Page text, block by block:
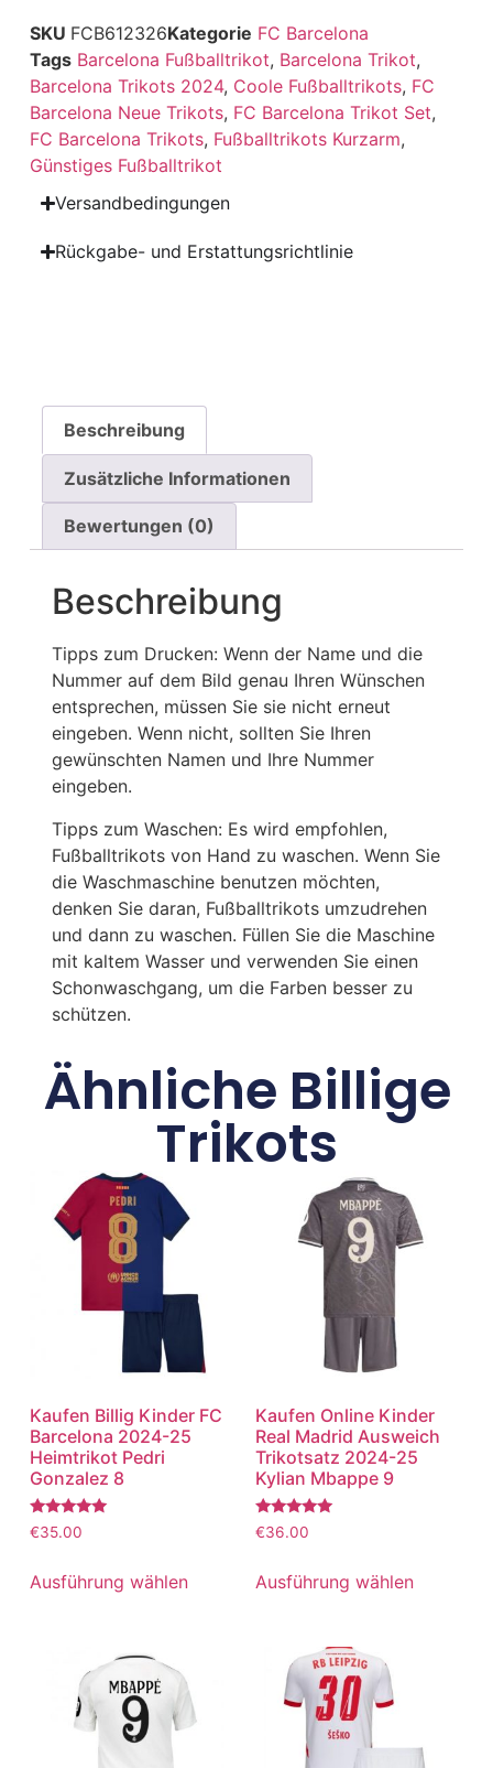
SKU FCB612326Kategorie FC Barcelona
Tags Barcelona Fußballtrikot, Barcelona Trikot,
Barcelona Trikots 2024, Coole Fußballtrikots, FC
Barcelona Neue Trikots, FC Barcelona Trikot Set,
FC Barcelona Trikots, Fußballtrikots Kurzarm,
Günstiges Fußballtrikot
Versandbedingungen
Rückgabe- und Erstattungsrichtlinie
Beschreibung
Zusätzliche Informationen
Bewertungen (0)
Beschreibung
Tipps zum Drucken: Wenn der Name und die
Nummer auf dem Bild genau Ihren Wünschen
entsprechen, müssen Sie sie nicht erneut
eingeben. Wenn nicht, sollten Sie Ihren
gewünschten Namen und Ihre Nummer
eingeben.
Tipps zum Waschen: Es wird empfohlen,
Fußballtrikots von Hand zu waschen. Wenn Sie
die Waschmaschine benutzen möchten,
denken Sie daran, Fußballtrikots umzudrehen
und dann zu waschen. Füllen Sie die Maschine
mit kaltem Wasser und verwenden Sie einen
Schonwaschgang, um die Farben besser zu
schützen.
Ähnliche Billige
Trikots
Kaufen Billig Kinder FC
Barcelona 2024-25
Heimtrikot Pedri
Gonzalez 8
Bewertet
mit
€35.00
Ausführung wählen
Kaufen Online Kinder
Real Madrid Ausweich
Trikotsatz 2024-25
Kylian Mbappe 9
Bewertet
mit
€36.00
Ausführung wählen